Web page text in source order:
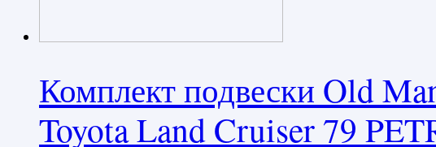
Комплект подвески Old
Toyota Land Cruiser 79